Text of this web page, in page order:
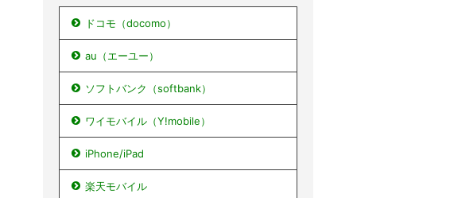
ドコモ（docomo）
au（エーユー）
ソフトバンク（softbank）
ワイモバイル（Y!mobile）
iPhone/iPad
楽天モバイル